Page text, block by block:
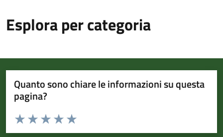
Esplora per categoria
Quanto sono chiare le informazioni su questa
pagina?
Valuta da 1 a 5 stelle la pagina
Valuta 5 stelle su 5
Valuta 4 stelle su 5
Valuta 3 stelle su 5
Valuta 2 stelle su 5
Valuta 1 stelle su 5